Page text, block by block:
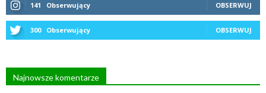
141 Obserwujący OBSERWUJ
300 Obserwujący OBSERWUJ
Najnowsze komentarze